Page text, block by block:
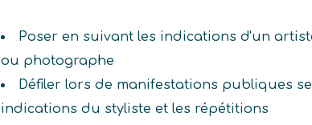
Poser en suivant les indications d'un
ou photographe
Défiler lors de manifestations publiques
indications du styliste et les répétitions